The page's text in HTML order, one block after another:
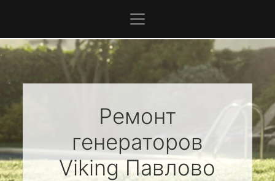
Ремонт
генераторов
VikingПавлово